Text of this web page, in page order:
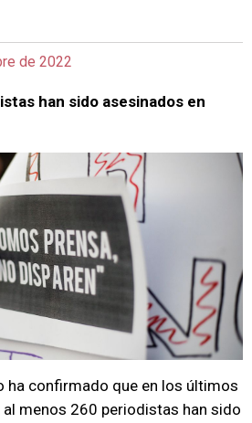
de 2022
han sido asesinados en
ha confirmado que en los últimos
menos 260 periodistas han sido